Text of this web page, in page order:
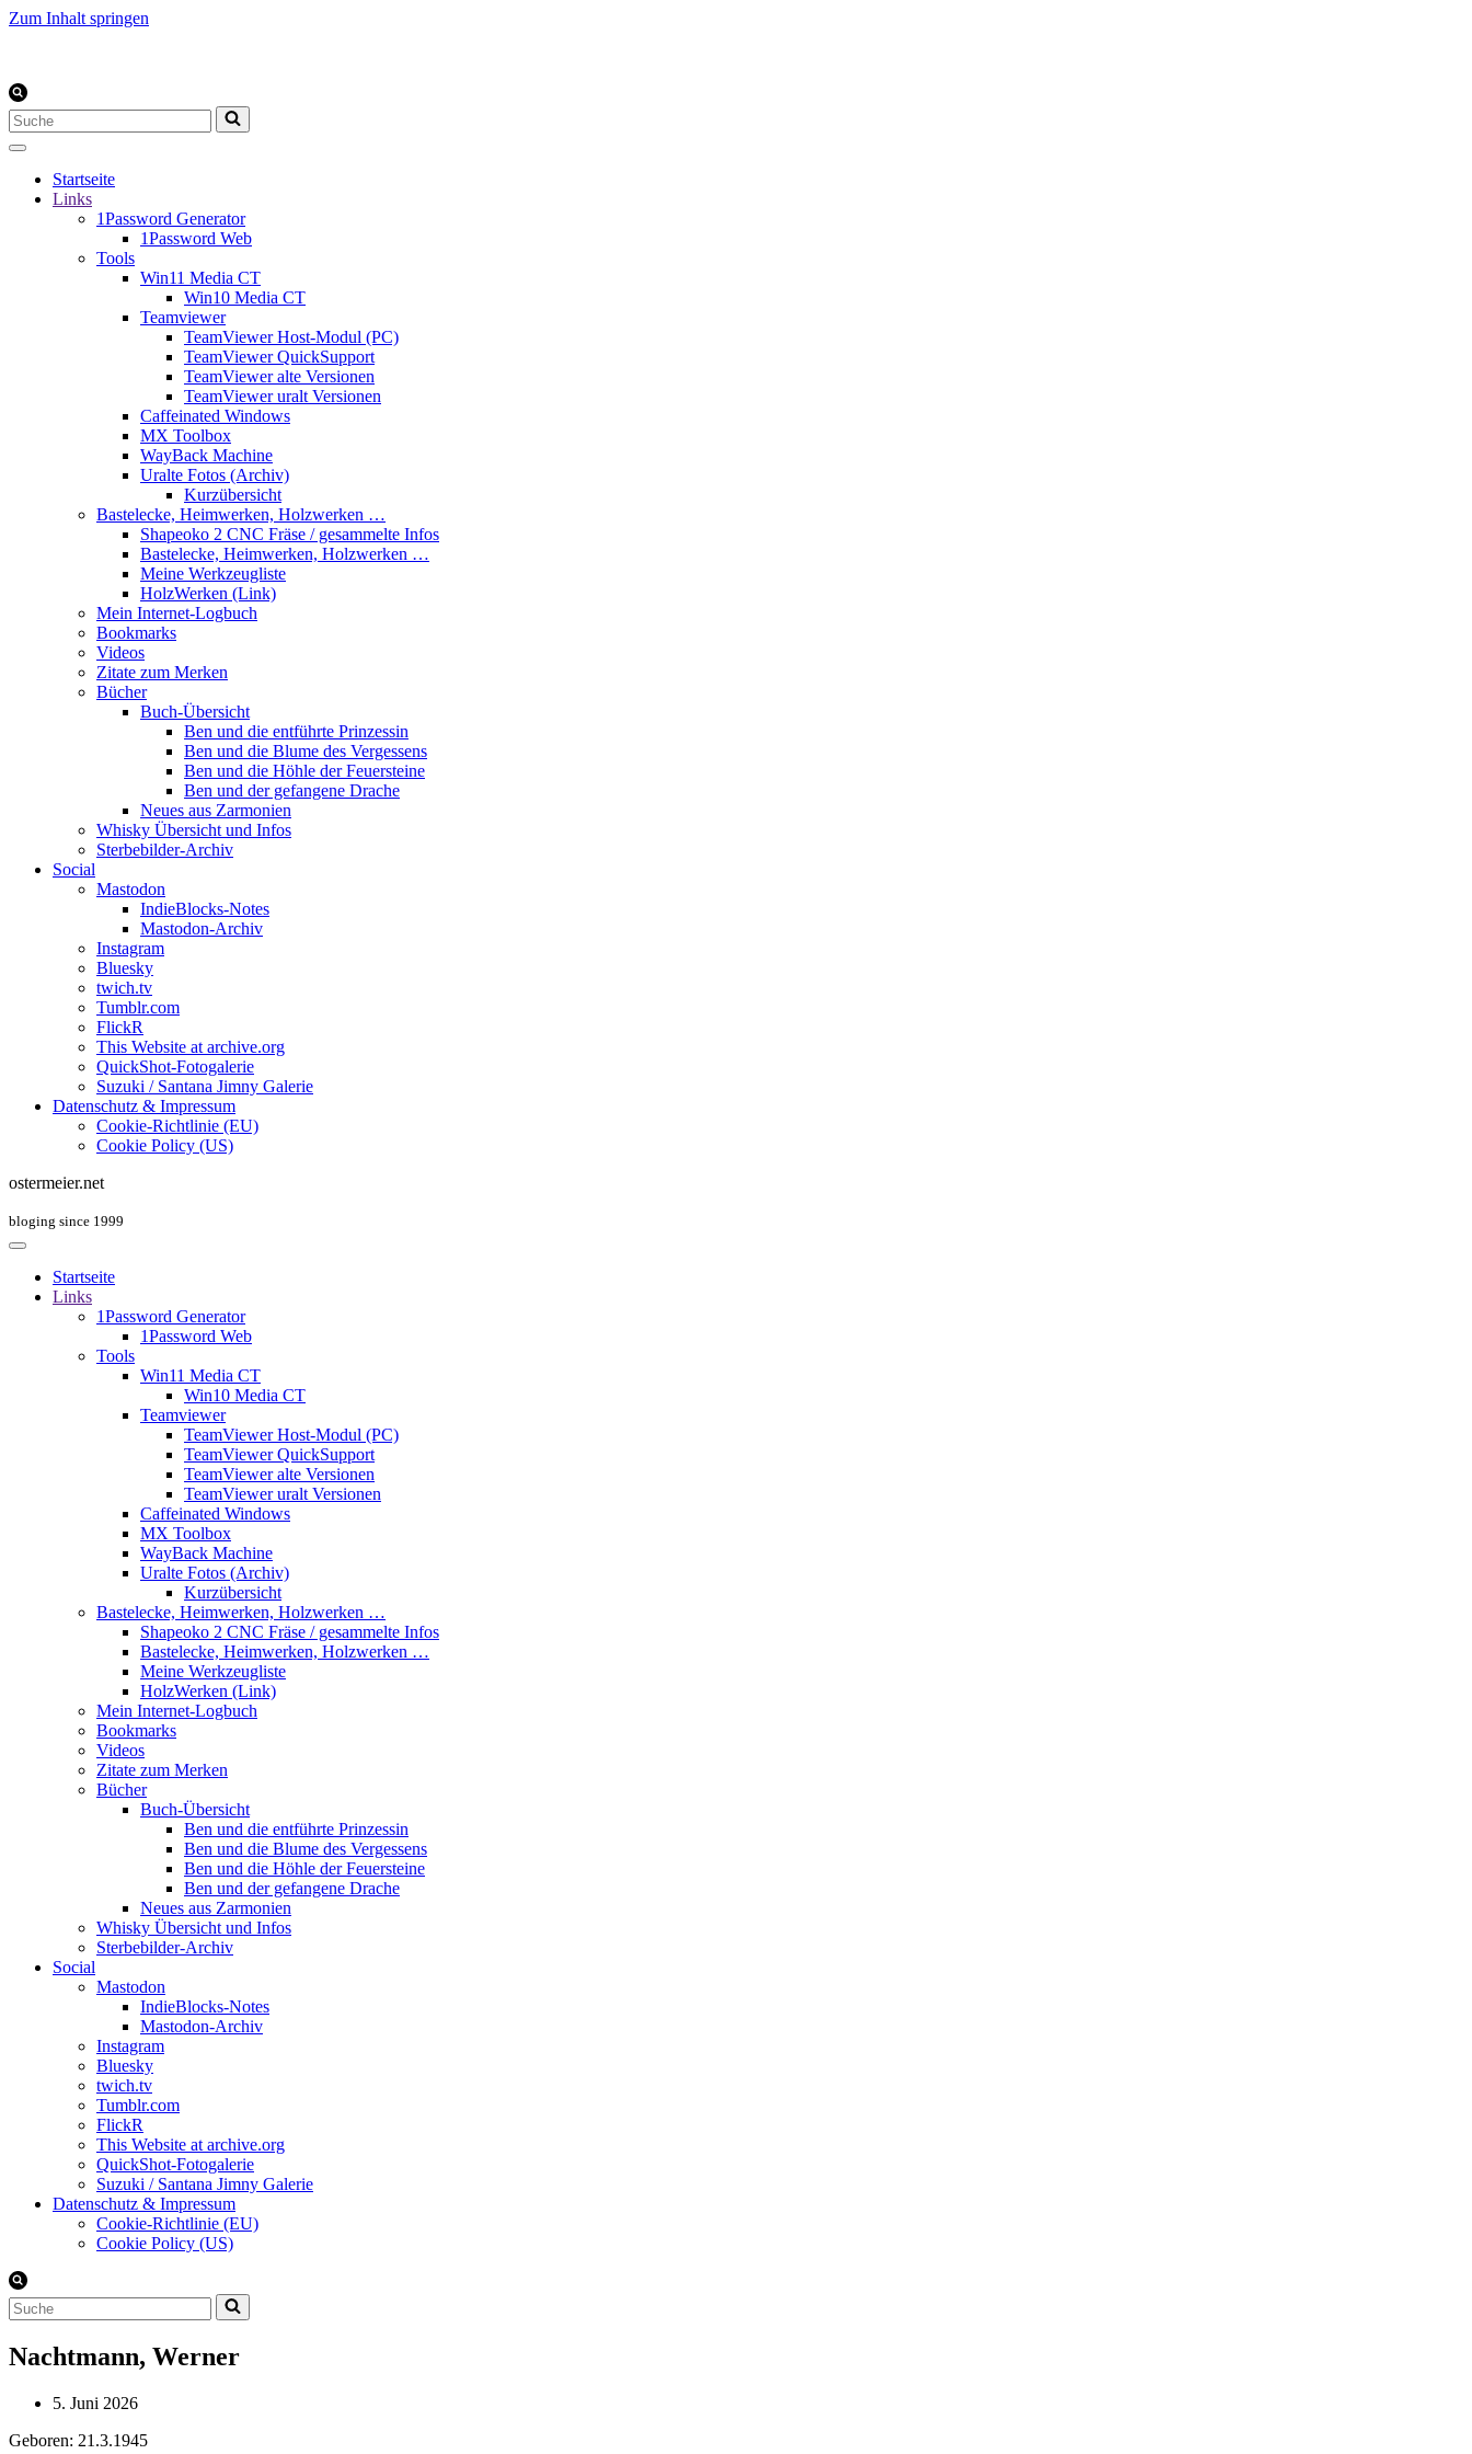
Zum Inhalt springen
Suchen
nach …
Startseite
Links
1Password Generator
1Password Web
Tools
Win11 Media CT
Win10 Media CT
Teamviewer
TeamViewer Host-Modul (PC)
TeamViewer QuickSupport
TeamViewer alte Versionen
TeamViewer uralt Versionen
Caffeinated Windows
MX Toolbox
WayBack Machine
Uralte Fotos (Archiv)
Kurzübersicht
Bastelecke, Heimwerken, Holzwerken …
Shapeoko 2 CNC Fräse / gesammelte Infos
Bastelecke, Heimwerken, Holzwerken …
Meine Werkzeugliste
HolzWerken (Link)
Mein Internet-Logbuch
Bookmarks
Videos
Zitate zum Merken
Bücher
Buch-Übersicht
Ben und die entführte Prinzessin
Ben und die Blume des Vergessens
Ben und die Höhle der Feuersteine
Ben und der gefangene Drache
Neues aus Zarmonien
Whisky Übersicht und Infos
Sterbebilder-Archiv
Social
Mastodon
IndieBlocks-Notes
Mastodon-Archiv
Instagram
Bluesky
twich.tv
Tumblr.com
FlickR
This Website at archive.org
QuickShot-Fotogalerie
Suzuki / Santana Jimny Galerie
Datenschutz & Impressum
Cookie-Richtlinie (EU)
Cookie Policy (US)
ostermeier.net
bloging since 1999
Startseite
Links
1Password Generator
1Password Web
Tools
Win11 Media CT
Win10 Media CT
Teamviewer
TeamViewer Host-Modul (PC)
TeamViewer QuickSupport
TeamViewer alte Versionen
TeamViewer uralt Versionen
Caffeinated Windows
MX Toolbox
WayBack Machine
Uralte Fotos (Archiv)
Kurzübersicht
Bastelecke, Heimwerken, Holzwerken …
Shapeoko 2 CNC Fräse / gesammelte Infos
Bastelecke, Heimwerken, Holzwerken …
Meine Werkzeugliste
HolzWerken (Link)
Mein Internet-Logbuch
Bookmarks
Videos
Zitate zum Merken
Bücher
Buch-Übersicht
Ben und die entführte Prinzessin
Ben und die Blume des Vergessens
Ben und die Höhle der Feuersteine
Ben und der gefangene Drache
Neues aus Zarmonien
Whisky Übersicht und Infos
Sterbebilder-Archiv
Social
Mastodon
IndieBlocks-Notes
Mastodon-Archiv
Instagram
Bluesky
twich.tv
Tumblr.com
FlickR
This Website at archive.org
QuickShot-Fotogalerie
Suzuki / Santana Jimny Galerie
Datenschutz & Impressum
Cookie-Richtlinie (EU)
Cookie Policy (US)
Suchen
nach …
Nachtmann, Werner
5. Juni 2026
Geboren: 21.3.1945